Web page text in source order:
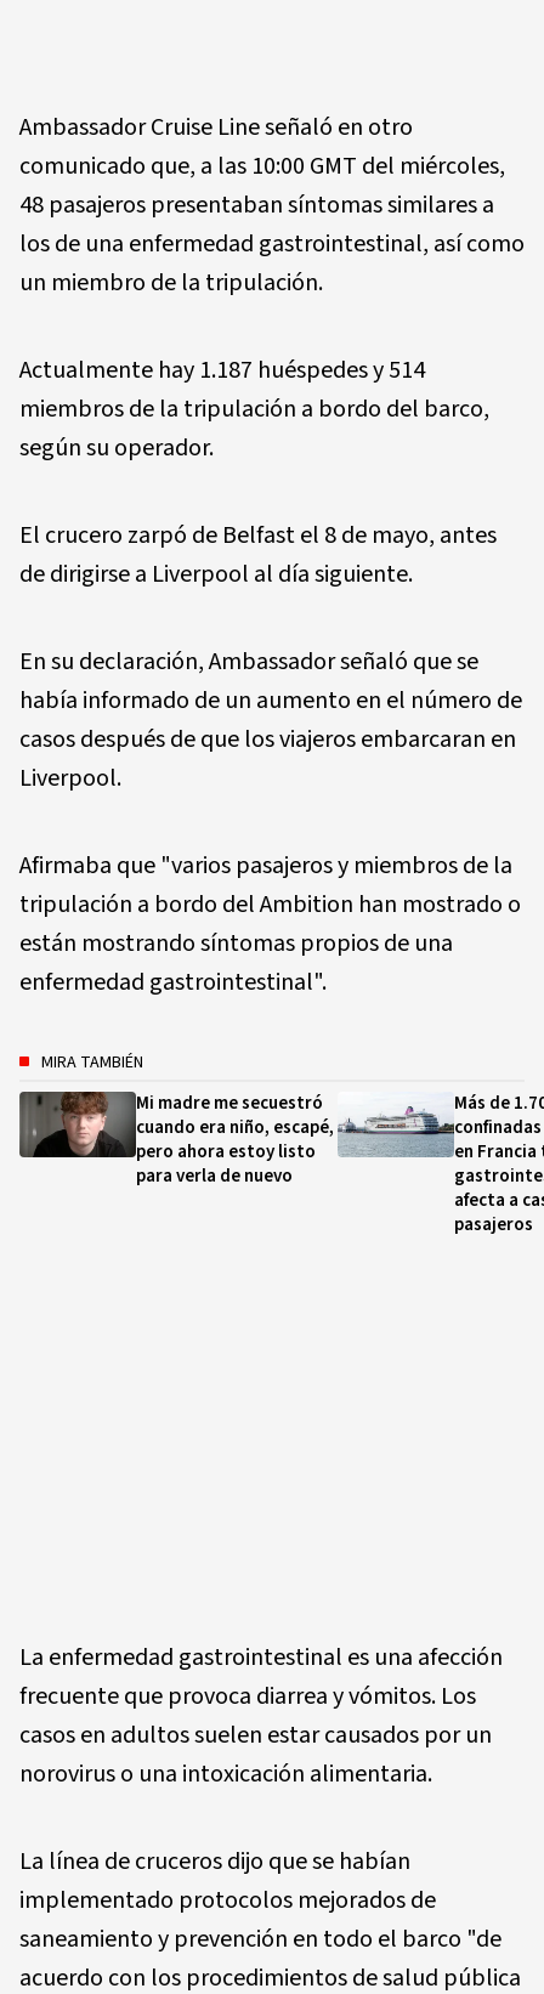
Ambassador Cruise Line señaló en otro
comunicado que, a las 10:00 GMT del miércoles,
48 pasajeros presentaban síntomas similares a
los de una enfermedad gastrointestinal, así como
un miembro de la tripulación.
Actualmente hay 1.187 huéspedes y 514
miembros de la tripulación a bordo del barco,
según su operador.
El crucero zarpó de Belfast el 8 de mayo, antes
de dirigirse a Liverpool al día siguiente.
En su declaración, Ambassador señaló que se
había informado de un aumento en el número de
casos después de que los viajeros embarcaran en
Liverpool.
Afirmaba que "varios pasajeros y miembros de la
tripulación a bordo del Ambition han mostrado o
están mostrando síntomas propios de una
enfermedad gastrointestinal".
MIRA TAMBIÉN
Mi madre me secuestró
cuando era niño, escapé,
pero ahora estoy listo
para verla de nuevo
Más de
en
afecta a
pasajeros
La enfermedad gastrointestinal es una afección
frecuente que provoca diarrea y vómitos. Los
casos en adultos suelen estar causados por un
norovirus o una intoxicación alimentaria.
La línea de cruceros dijo que se habían
implementado protocolos mejorados de
saneamiento y prevención en todo el barco "de
acuerdo con los procedimientos de salud pública